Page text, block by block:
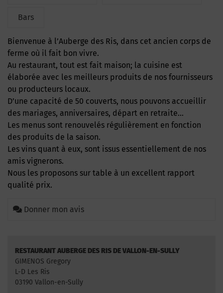
Bars
Bienvenue à l’Auberge des Ris, dans cet ancien corps de
ferme où il fait bon vivre.
Au restaurant, tout est fait maison; la cuisine est
élaborée avec les meilleurs produits de nos fournisseurs
ou producteurs locaux.
D’une capacité de 50 couverts, nous pouvons accueillir
des mariages, anniversaires, départ en retraite…
Les menus sont renouvelés régulièrement en fonction
des produits de la saison.
Les vins quant à eux, sont issus essentiellement de nos
amis vignerons.
Nous les proposons sur table à un excellent rapport
qualité prix.
Donner mon avis
RESTAURANT AUBERGE DES RIS DE VALLON-EN-SULLY
GIMENOS Gregory
L-D Les Ris
03190 Vallon-en-Sully